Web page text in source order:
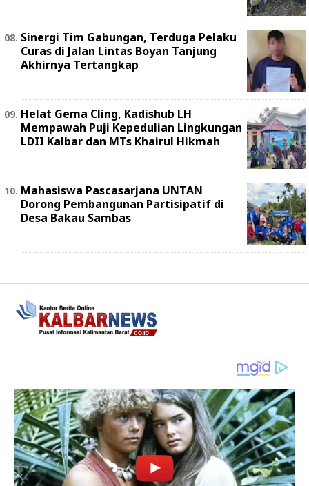
Sinergi Tim Gabungan, Terduga Pelaku
Curas di Jalan Lintas Boyan Tanjung
Akhirnya Tertangkap
Helat Gema Cling, Kadishub LH
Mempawah Puji Kepedulian Lingkungan
LDII Kalbar dan MTs Khairul Hikmah
Mahasiswa Pascasarjana UNTAN
Dorong Pembangunan Partisipatif di
Desa Bakau Sambas